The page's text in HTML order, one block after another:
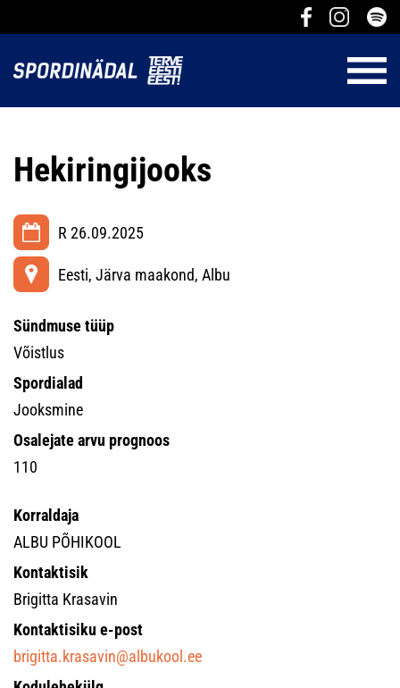
Hekiringijooks
R 26.09.2025
Eesti, Järva maakond, Albu
Sündmuse tüüp
Võistlus
Spordialad
Jooksmine
Osalejate arvu prognoos
110
Korraldaja
ALBU PÕHIKOOL
Kontaktisik
Brigitta Krasavin
Kontaktisiku e-post
brigitta.krasavin@albukool.ee